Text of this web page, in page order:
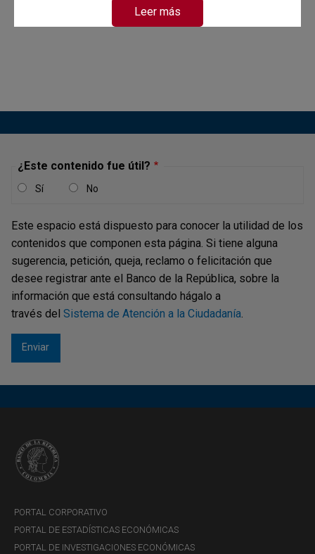
Reporte
Gerencia Técnica
Sección Sector Externo de la Subgerencia de Estudios
Económicos
Subgerencia Monetaria y de Inversiones Internacionales
AUTORES Y/O EDITORES
Económicos
Subgerencia Monetaria y de Inversiones Internacionales
Leer más
¿Este contenido fue útil?
Sí No
Este espacio está dispuesto para conocer la utilidad de los
contenidos que componen esta página. Si tiene alguna
sugerencia, petición, queja, reclamo o felicitación que
desee registrar ante el Banco de la República, sobre la
información que está consultando hágalo a
través del Sistema de Atención a la Ciudadanía.
PORTAL CORPORATIVO
PORTAL DE ESTADÍSTICAS ECONÓMICAS
PORTAL DE INVESTIGACIONES ECONÓMICAS